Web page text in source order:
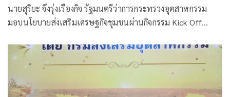
ลุยสร้างอาชีพ เสริมทักษะ เร่งเครื่องชุมชนดี
พร้อม
นายสุริยะ จึงรุ่งเรืองกิจ รัฐมนตรีว่าการกระทรวงอุตสาหกรรม
มอบนโยบายส่งเสริมเศรษฐกิจชุมชนผ่านกิจกรรม Kick Off